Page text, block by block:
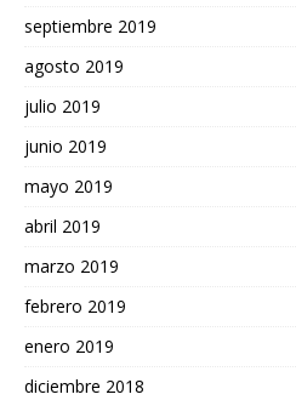
septiembre 2019
agosto 2019
julio 2019
junio 2019
mayo 2019
abril 2019
marzo 2019
febrero 2019
enero 2019
diciembre 2018